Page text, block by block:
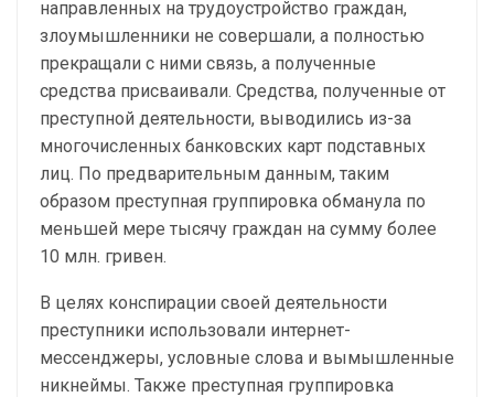
направленных на трудоустройство граждан,
злоумышленники не совершали, а полностью
прекращали с ними связь, а полученные
средства присваивали. Средства, полученные от
преступной деятельности, выводились из-за
многочисленных банковских карт подставных
лиц. По предварительным данным, таким
образом преступная группировка обманула по
меньшей мере тысячу граждан на сумму более
10 млн. гривен.
В целях конспирации своей деятельности
преступники использовали интернет-
мессенджеры, условные слова и вымышленные
никнеймы. Также преступная группировка